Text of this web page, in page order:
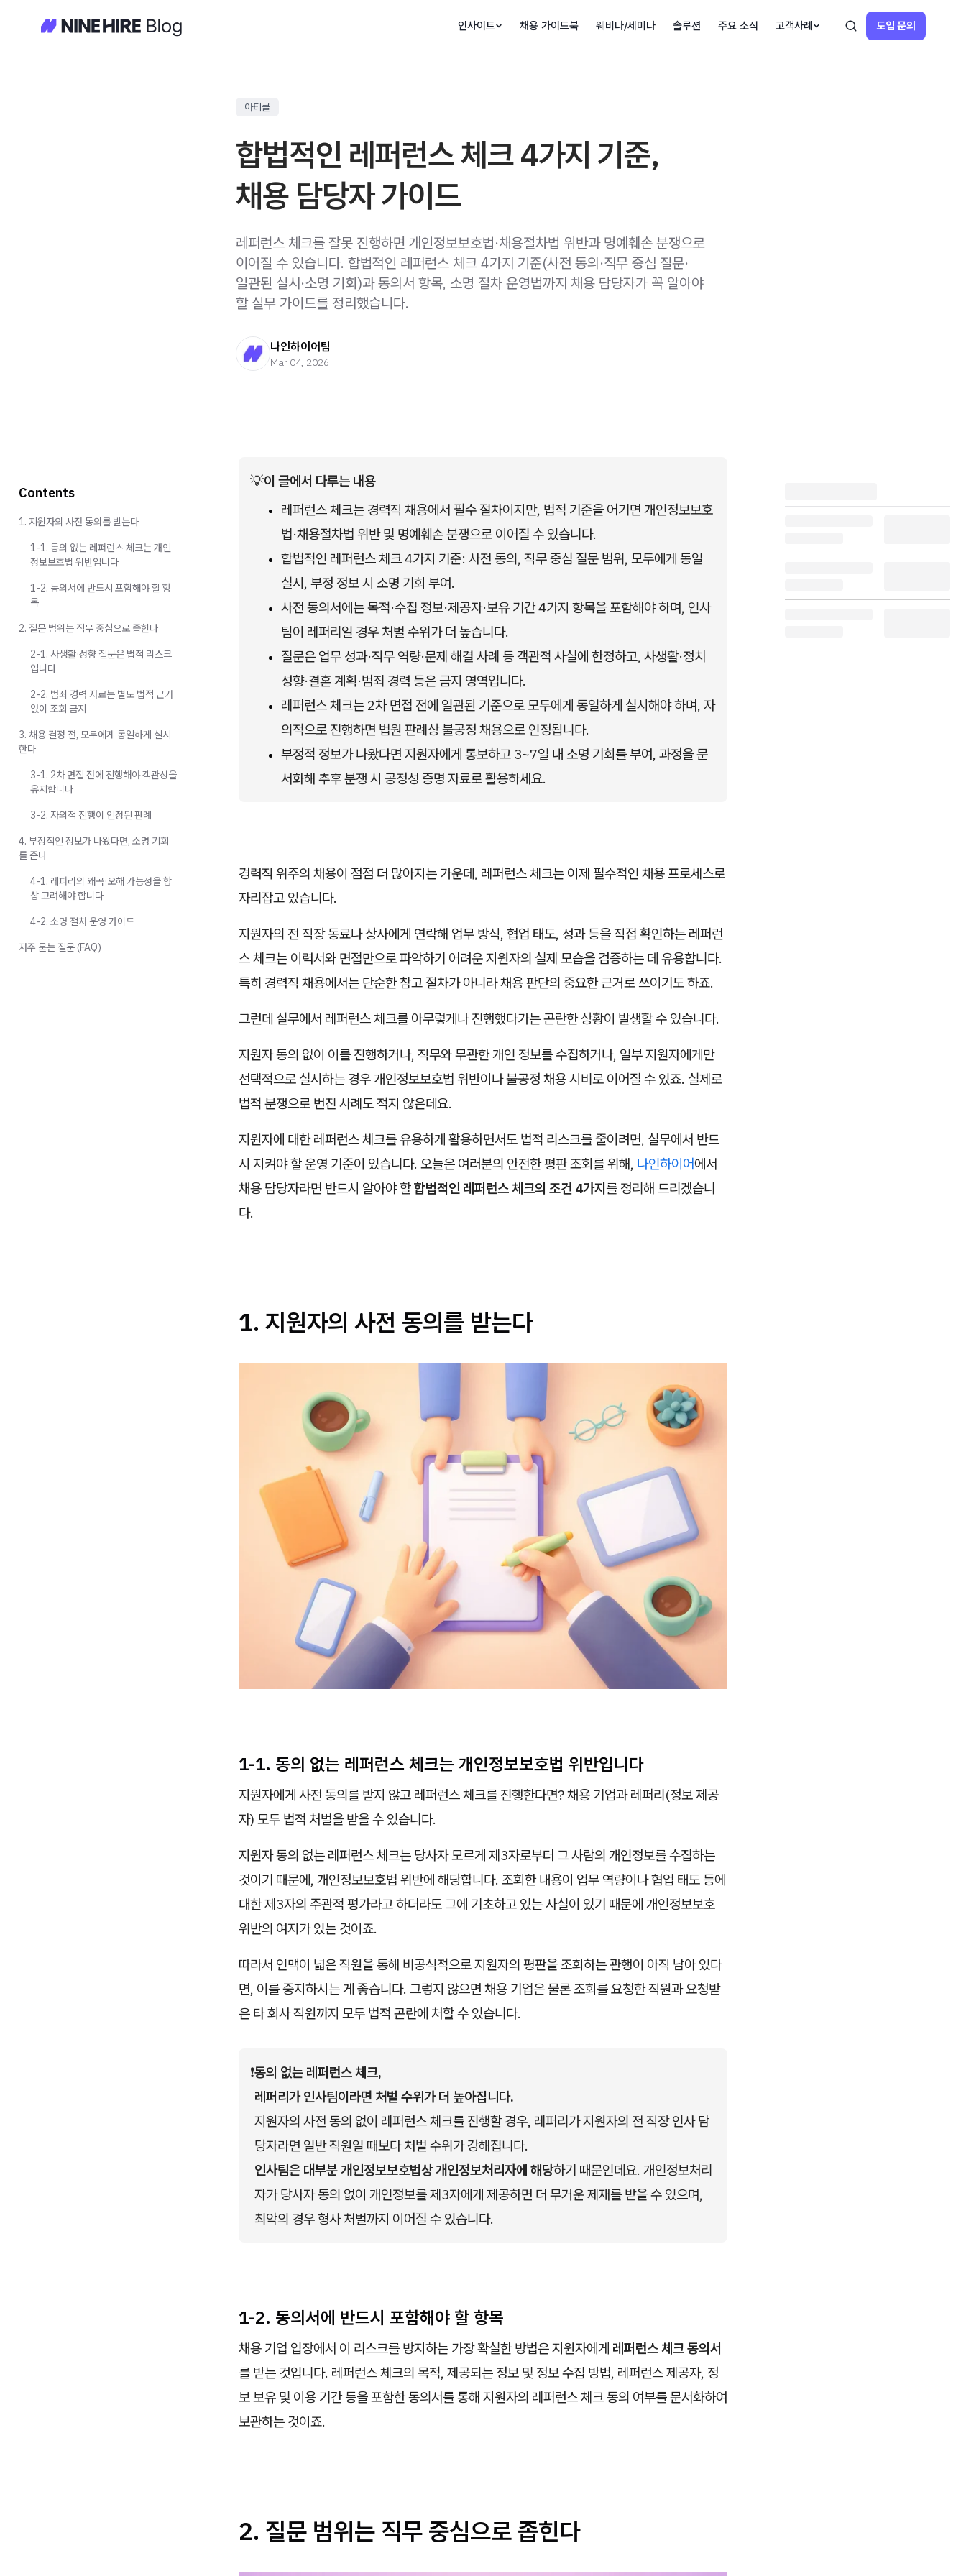
인사이트 채용 가이드북 웨비나/세미나 솔루션 주요 소식 고객사례 도입 문의
아티클
합법적인 레퍼런스 체크 4가지 기준,
채용 담당자 가이드
레퍼런스 체크를 잘못 진행하면 개인정보보호법·채용절차법 위반과 명예훼손 분쟁으로
이어질 수 있습니다. 합법적인 레퍼런스 체크 4가지 기준(사전 동의·직무 중심 질문·
일관된 실시·소명 기회)과 동의서 항목, 소명 절차 운영법까지 채용 담당자가 꼭 알아야
할 실무 가이드를 정리했습니다.
나인하이어팀
Mar 04, 2026
💡이 글에서 다루는 내용
레퍼런스 체크는 경력직 채용에서 필수 절차이지만, 법적 기준을 어기면 개인정보보호
법·채용절차법 위반 및 명예훼손 분쟁으로 이어질 수 있습니다.
합법적인 레퍼런스 체크 4가지 기준: 사전 동의, 직무 중심 질문 범위, 모두에게 동일
실시, 부정 정보 시 소명 기회 부여.
사전 동의서에는 목적·수집 정보·제공자·보유 기간 4가지 항목을 포함해야 하며, 인사
팀이 레퍼리일 경우 처벌 수위가 더 높습니다.
질문은 업무 성과·직무 역량·문제 해결 사례 등 객관적 사실에 한정하고, 사생활·정치
성향·결혼 계획·범죄 경력 등은 금지 영역입니다.
레퍼런스 체크는 2차 면접 전에 일관된 기준으로 모두에게 동일하게 실시해야 하며, 자
의적으로 진행하면 법원 판례상 불공정 채용으로 인정됩니다.
부정적 정보가 나왔다면 지원자에게 통보하고 3~7일 내 소명 기회를 부여, 과정을 문
서화해 추후 분쟁 시 공정성 증명 자료로 활용하세요.
경력직 위주의 채용이 점점 더 많아지는 가운데, 레퍼런스 체크는 이제 필수적인 채용 프로세스로
자리잡고 있습니다.
지원자의 전 직장 동료나 상사에게 연락해 업무 방식, 협업 태도, 성과 등을 직접 확인하는 레퍼런
스 체크는 이력서와 면접만으로 파악하기 어려운 지원자의 실제 모습을 검증하는 데 유용합니다.
특히 경력직 채용에서는 단순한 참고 절차가 아니라 채용 판단의 중요한 근거로 쓰이기도 하죠.
그런데 실무에서 레퍼런스 체크를 아무렇게나 진행했다가는 곤란한 상황이 발생할 수 있습니다.
지원자 동의 없이 이를 진행하거나, 직무와 무관한 개인 정보를 수집하거나, 일부 지원자에게만
선택적으로 실시하는 경우 개인정보보호법 위반이나 불공정 채용 시비로 이어질 수 있죠. 실제로
법적 분쟁으로 번진 사례도 적지 않은데요.
지원자에 대한 레퍼런스 체크를 유용하게 활용하면서도 법적 리스크를 줄이려면, 실무에서 반드
시 지켜야 할 운영 기준이 있습니다. 오늘은 여러분의 안전한 평판 조회를 위해, 나인하이어에서
채용 담당자라면 반드시 알아야 할합법적인 레퍼런스 체크의 조건 4가지를 정리해 드리겠습니
다.
1. 지원자의 사전 동의를 받는다
1-1. 동의 없는 레퍼런스 체크는 개인정보보호법 위반입니다
지원자에게 사전 동의를 받지 않고 레퍼런스 체크를 진행한다면? 채용 기업과 레퍼리(정보 제공
자) 모두 법적 처벌을 받을 수 있습니다.
지원자 동의 없는 레퍼런스 체크는 당사자 모르게 제3자로부터 그 사람의 개인정보를 수집하는
것이기 때문에, 개인정보보호법 위반에 해당합니다. 조회한 내용이 업무 역량이나 협업 태도 등에
대한 제3자의 주관적 평가라고 하더라도 그에 기초하고 있는 사실이 있기 때문에 개인정보보호
위반의 여지가 있는 것이죠.
따라서 인맥이 넓은 직원을 통해 비공식적으로 지원자의 평판을 조회하는 관행이 아직 남아 있다
면, 이를 중지하시는 게 좋습니다. 그렇지 않으면 채용 기업은 물론 조회를 요청한 직원과 요청받
은 타 회사 직원까지 모두 법적 곤란에 처할 수 있습니다.
❗동의 없는 레퍼런스 체크,
레퍼리가 인사팀이라면 처벌 수위가 더 높아집니다.
지원자의 사전 동의 없이 레퍼런스 체크를 진행할 경우, 레퍼리가 지원자의 전 직장 인사 담
당자라면 일반 직원일 때보다 처벌 수위가 강해집니다.
인사팀은 대부분 개인정보보호법상 개인정보처리자에 해당하기 때문인데요. 개인정보처리
자가 당사자 동의 없이 개인정보를 제3자에게 제공하면 더 무거운 제재를 받을 수 있으며,
최악의 경우 형사 처벌까지 이어질 수 있습니다.
1-2. 동의서에 반드시 포함해야 할 항목
채용 기업 입장에서 이 리스크를 방지하는 가장 확실한 방법은 지원자에게 레퍼런스 체크 동의서
를 받는 것입니다. 레퍼런스 체크의 목적, 제공되는 정보 및 정보 수집 방법, 레퍼런스 제공자, 정
보 보유 및 이용 기간 등을 포함한 동의서를 통해 지원자의 레퍼런스 체크 동의 여부를 문서화하여
보관하는 것이죠.
2. 질문 범위는 직무 중심으로 좁힌다
Contents
1. 지원자의 사전 동의를 받는다
1-1. 동의 없는 레퍼런스 체크는 개인
정보보호법 위반입니다
1-2. 동의서에 반드시 포함해야 할 항
목
2. 질문 범위는 직무 중심으로 좁힌다
2-1. 사생활·성향 질문은 법적 리스크
입니다
2-2. 범죄 경력 자료는 별도 법적 근거
없이 조회 금지
3. 채용 결정 전, 모두에게 동일하게 실시
한다
3-1. 2차 면접 전에 진행해야 객관성을
유지합니다
3-2. 자의적 진행이 인정된 판례
4. 부정적인 정보가 나왔다면, 소명 기회
를 준다
4-1. 레퍼리의 왜곡·오해 가능성을 항
상 고려해야 합니다
4-2. 소명 절차 운영 가이드
자주 묻는 질문 (FAQ)